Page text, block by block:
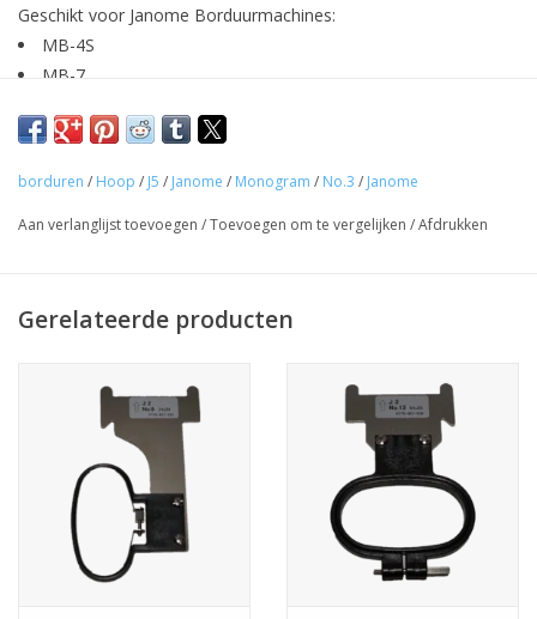
Tweedehands
Cadeaubonnen
Guy's blog
Loyalty
Geschikt voor Janome Borduurmachines:
MB-4S
MB-7
borduren / Hoop / J5 / Janome / Monogram / No.3 / Janome
Aan verlanglijst toevoegen /Toevoegen om te vergelijken /Afdrukken
Gerelateerde producten